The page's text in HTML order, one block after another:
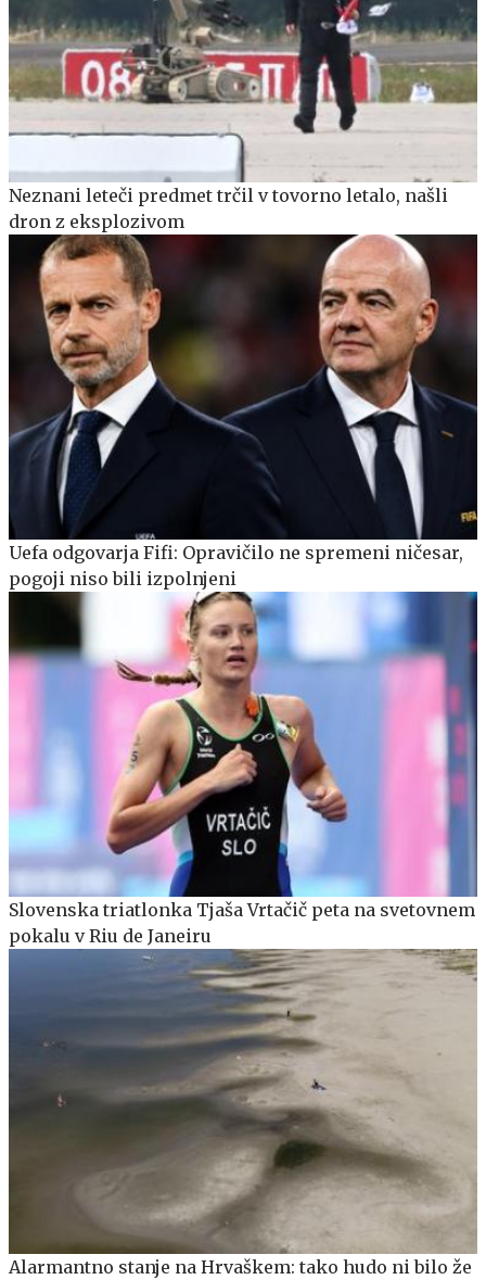
Neznani leteči predmet trčil v tovorno letalo, našli
dron z eksplozivom
Uefa odgovarja Fifi: Opravičilo ne spremeni ničesar,
pogoji niso bili izpolnjeni
Slovenska triatlonka Tjaša Vrtačič peta na svetovnem
pokalu v Riu de Janeiru
Alarmantno stanje na Hrvaškem: tako hudo ni bilo že